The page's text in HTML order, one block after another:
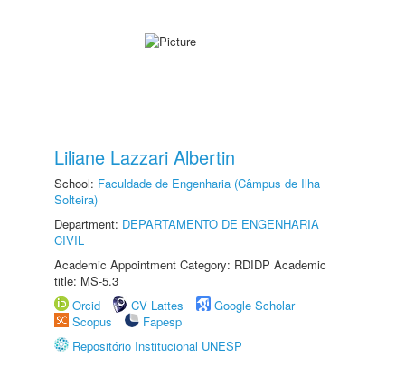
Liliane Lazzari Albertin
School: Faculdade de Engenharia (Câmpus de Ilha
Solteira)
Department: DEPARTAMENTO DE ENGENHARIA
CIVIL
Academic Appointment Category: RDIDP Academic
title: MS-5.3
Orcid
CV Lattes
Google Scholar
Scopus
Fapesp
Repositório Institucional UNESP